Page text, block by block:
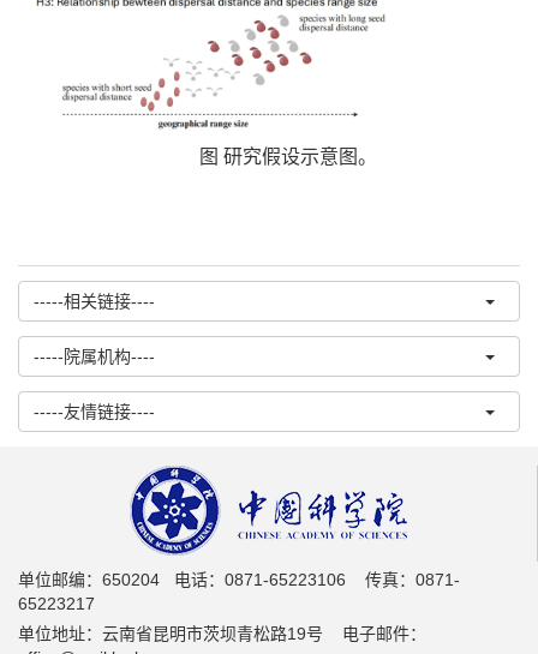
图 研究假设示意图。
-----相关链接----
-----院属机构----
-----友情链接----
单位邮编：650204 电话：0871-65223106 传真：0871-
65223217
单位地址：云南省昆明市茨坝青松路19号 电子邮件：